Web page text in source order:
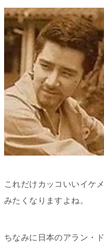
これだけカッコいいイケ
みたくなりますよね。
ちなみに日本のアラン・